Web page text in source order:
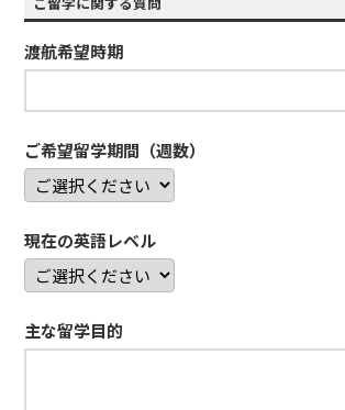
渡航希望時期
ご希望留学期間（週数）
現在の英語レベル
主な留学目的